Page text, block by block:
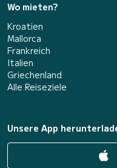
Wo mieten?
Kroatien
Mallorca
Frankreich
Italien
Griechenland
Alle Reiseziele
Unsere App